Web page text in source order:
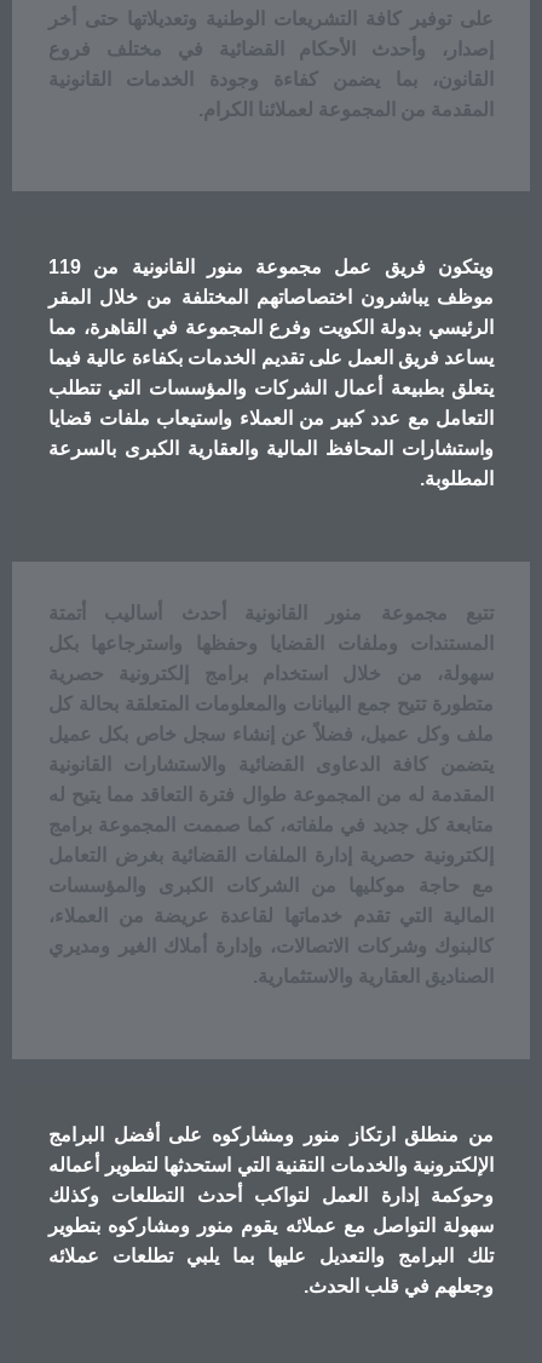
على توفير كافة التشريعات الوطنية وتعديلاتها حتى أخر
إصدار، وأحدث الأحكام القضائية في مختلف فروع
القانون، بما يضمن كفاءة وجودة الخدمات القانونية
المقدمة من المجموعة لعملائنا الكرام.
ويتكون فريق عمل مجموعة منور القانونية من 119
موظف يباشرون اختصاصاتهم المختلفة من خلال المقر
الرئيسي بدولة الكويت وفرع المجموعة في القاهرة، مما
يساعد فريق العمل على تقديم الخدمات بكفاءة عالية فيما
يتعلق بطبيعة أعمال الشركات والمؤسسات التي تتطلب
التعامل مع عدد كبير من العملاء واستيعاب ملفات قضايا
واستشارات المحافظ المالية والعقارية الكبرى بالسرعة
المطلوبة.
تتبع مجموعة منور القانونية أحدث أساليب أتمتة
المستندات وملفات القضايا وحفظها واسترجاعها بكل
سهولة، من خلال استخدام برامج إلكترونية حصرية
متطورة تتيح جمع البيانات والمعلومات المتعلقة بحالة كل
ملف وكل عميل، فضلاً عن إنشاء سجل خاص بكل عميل
يتضمن كافة الدعاوى القضائية والاستشارات القانونية
المقدمة له من المجموعة طوال فترة التعاقد مما يتيح له
متابعة كل جديد في ملفاته، كما صممت المجموعة برامج
إلكترونية حصرية إدارة الملفات القضائية بغرض التعامل
مع حاجة موكليها من الشركات الكبرى والمؤسسات
المالية التي تقدم خدماتها لقاعدة عريضة من العملاء،
كالبنوك وشركات الاتصالات، وإدارة أملاك الغير ومديري
الصناديق العقارية والاستثمارية.
من منطلق ارتكاز منور ومشاركوه على أفضل البرامج
الإلكترونية والخدمات التقنية التي استحدثها لتطوير أعماله
وحوكمة إدارة العمل لتواكب أحدث التطلعات وكذلك
سهولة التواصل مع عملائه يقوم منور ومشاركوه بتطوير
تلك البرامج والتعديل عليها بما يلبي تطلعات عملائه
وجعلهم في قلب الحدث.